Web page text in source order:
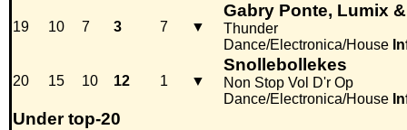
19 10 7 3 7 ▼
Gabry Ponte, Lumix
Thunder
Dance/Electronica/House
20 15 10 12 1 ▼
Snollebollekes
Non Stop Vol D'r Op
Dance/Electronica/House
Under top-20